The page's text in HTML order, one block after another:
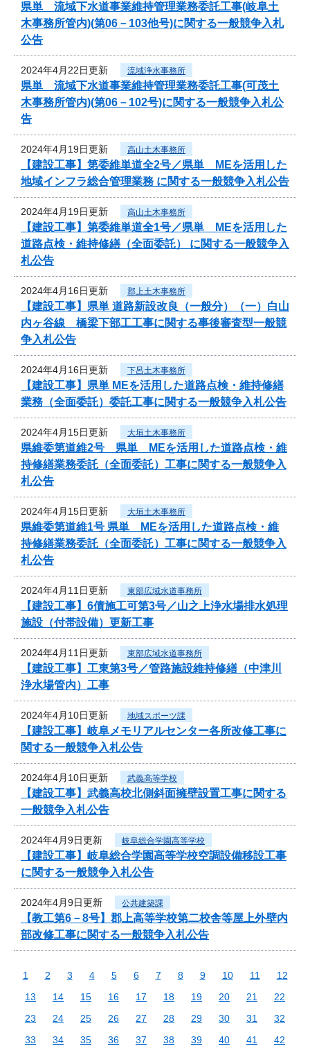
県単 流域下水道事業維持管理業務委託工事(岐阜土
木事務所管内)(第06－103他号)に関する一般競争入札
公告
2024年4月22日更新 流域浄水事務所
県単 流域下水道事業維持管理業務委託工事(可茂土
木事務所管内)(第06－102号)に関する一般競争入札公
告
2024年4月19日更新 高山土木事務所
【建設工事】第委維単道全2号／県単 MEを活用した
地域インフラ総合管理業務 に関する一般競争入札公告
2024年4月19日更新 高山土木事務所
【建設工事】第委維単道全1号／県単 MEを活用した
道路点検・維持修繕（全面委託） に関する一般競争入
札公告
2024年4月16日更新 郡上土木事務所
【建設工事】県単 道路新設改良（一般分）（一）白山
内ヶ谷線 橋梁下部工工事に関する事後審査型一般競
争入札公告
2024年4月16日更新 下呂土木事務所
【建設工事】県単 MEを活用した道路点検・維持修繕
業務（全面委託）委託工事に関する一般競争入札公告
2024年4月15日更新 大垣土木事務所
県維委第道維2号 県単 MEを活用した道路点検・維
持修繕業務委託（全面委託）工事に関する一般競争入
札公告
2024年4月15日更新 大垣土木事務所
県維委第道維1号 県単 MEを活用した道路点検・維
持修繕業務委託（全面委託）工事に関する一般競争入
札公告
2024年4月11日更新 東部広域水道事務所
【建設工事】6債施工可第3号／山之上浄水場排水処理
施設（付帯設備）更新工事
2024年4月11日更新 東部広域水道事務所
【建設工事】工東第3号／管路施設維持修繕（中津川
浄水場管内）工事
2024年4月10日更新 地域スポーツ課
【建設工事】岐阜メモリアルセンター各所改修工事に
関する一般競争入札公告
2024年4月10日更新 武義高等学校
【建設工事】武義高校北側斜面擁壁設置工事に関する
一般競争入札公告
2024年4月9日更新 岐阜総合学園高等学校
【建設工事】岐阜総合学園高等学校空調設備移設工事
に関する一般競争入札公告
2024年4月9日更新 公共建築課
【教工第6－8号】郡上高等学校第二校舎等屋上外壁内
部改修工事に関する一般競争入札公告
1 2 3 4 5 6 7 8 9 10 11
12
13
14 15 16 17 18 19 20 21
22
23
24 25 26 27 28 29 30 31
32
33
34 35 36 37 38 39 40 41
42